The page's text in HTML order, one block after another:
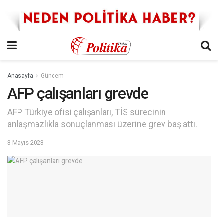
Anasayfa Gündem
AFP çalışanları grevde
AFP Türkiye ofisi çalışanları, TİS sürecinin
anlaşmazlıkla sonuçlanması üzerine grev başlattı.
3 Mayıs 2023